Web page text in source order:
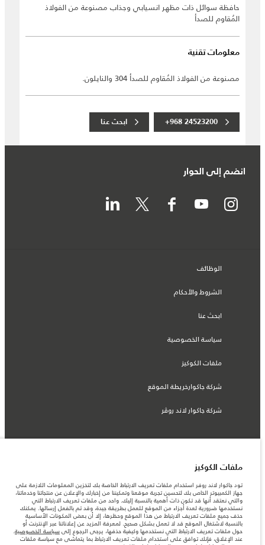
حافظة سوائل ذات مظهر انسيابي وجذاب مصنوعة من الفولاذ
المُقاوم للصدأ
معلومات تقنية
مصنوعة من الفولاذ المُقاوم للصدأ 304 والنايلون.
+968 24523200 ابحث عنا
انضم إلى الحوار
الوظائف
الشروط والأحكام
ابحث عنا
سياسة الخصوصية
ملفات الكوكيز
شركة جاكوارخريطة الموقع
شركة جاكوار لاند روڤر
عمان, محسن حيدر درويش ش.م.م
المعلومات والمواصفات والأسعار والألوان المذكورة على هذا الموقع قد تختلف من بلد إلى
آخر، كما أنّها قد تتغير بدون إشعار مسبق. الرجاء التواصل مع وكيلنا المحلي للتأكد من توفّرها
والتحقق من الأسعار.
الأرقام المقدمة هي نتيجة لاختبارات المصنع الرسمية وفقاً لتشريعات الاتحاد الأوروبي. قد
يتباين استهلك الوقود الفعلي للمركبة عن ذلك المتحقق في تلك الاختبارات كما أن هذه
الأرقام بغرض المقارنة فحسب.
ملفات الكوكيز
تود جاكوار لاند روفر استخدام ملفات تعريف الارتباط الخاصة بك لتخزين المعلومات اللازمة على
جهاز الكمبيوتر الخاص بك لتحسين تجربة موقعنا وتمكيننا من إخبارك والإعلان عن منتجاتنا وخدماتنا،
والتي نعتقد أنها قد تكون ذات أهمية بالنسبة إليك. واحد من ملفات تعريف الارتباط التي
نستخدمها ضرورية لعدة أجزاء من الموقع للعمل بطريقة جيدة، وقد تم بالفعل إرسالها. يمكنك
حذف جميع ملفات تعريف الارتباط من هذا الموقع وحظرها، إلا أن بعض المكونات الأساسية
بالنسبة لاشتغال الموقع قد لا تعمل بشكل صحيح. لمعرفة المزيد عن إعلاناتنا عبر الإنترنت أو
حول ملفات تعريف الارتباط التي نستخدمها وكيفية حذفها، يرجى الرجوع إلى سياسة الخصوصية.
عند الإغلاق، فإنك توافق على استخدام ملفات تعريف الارتباط بما يتماشى مع سياسة ملفات